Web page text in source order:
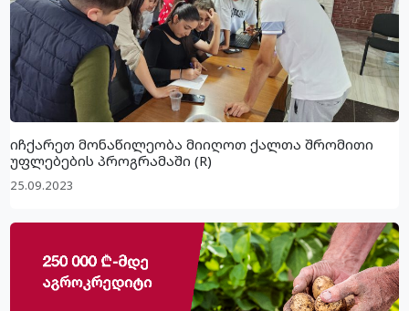
იჩქარეთ მონაწილეობა მიიღოთ ქალთა შრომითი
უფლებების პროგრამაში (R)
25.09.2023